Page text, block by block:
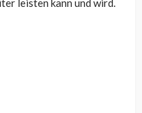
leisten kann und wird.